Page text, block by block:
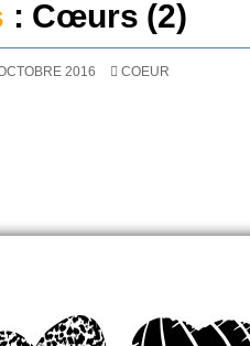
: Cœurs (2)
2016 POSTÉ DANS
COEUR